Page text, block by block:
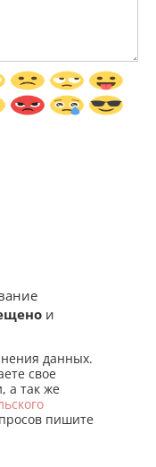
и
данных.
свое
а так же
пишите